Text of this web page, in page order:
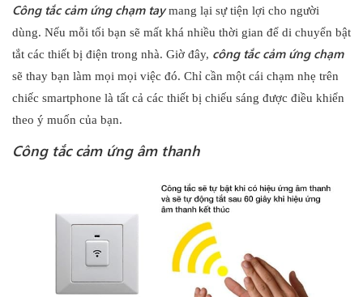
Công tắc cảm ứng chạm taymang lại sự tiện lợi cho người
dùng. Nếu mỗi tối bạn sẽ mất khá nhiều thời gian để di chuyển bật
tắt các thiết bị điện trong nhà. Giờ đây, công tắc cảm ứng chạm
sẽ thay bạn làm mọi mọi việc đó. Chỉ cần một cái chạm nhẹ trên
chiếc smartphone là tất cả các thiết bị chiếu sáng được điều khiển
theo ý muốn của bạn.
Công tắc cảm ứng âm thanh